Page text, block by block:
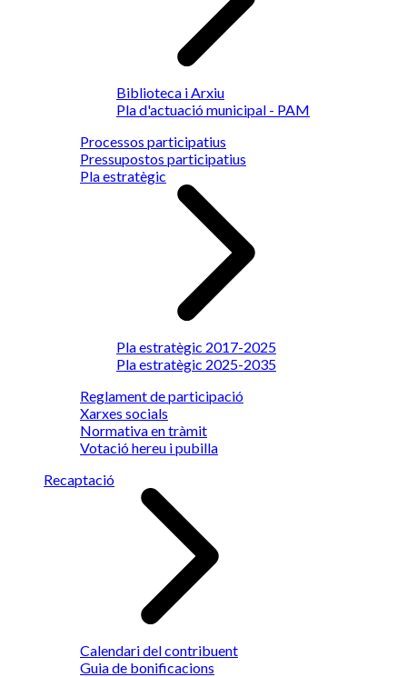
Biblioteca i Arxiu
Pla d'actuació municipal - PAM
Processos participatius
Pressupostos participatius
Pla estratègic
Pla estratègic 2017-2025
Pla estratègic 2025-2035
Reglament de participació
Xarxes socials
Normativa en tràmit
Votació hereu i pubilla
Recaptació
Calendari del contribuent
Guia de bonificacions